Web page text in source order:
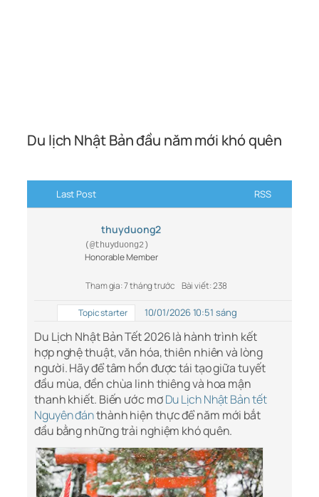
Du lịch Nhật Bản đầu năm mới khó quên
Last Post RSS
thuyduong2
(@thuyduong2)
Honorable Member
Tham gia: 7 tháng trước Bài viết: 238
Topic starter 10/01/2026 10:51 sáng
Du Lịch Nhật Bản Tết 2026 là hành trình kết
hợp nghệ thuật, văn hóa, thiên nhiên và lòng
người. Hãy để tâm hồn được tái tạo giữa tuyết
đầu mùa, đền chùa linh thiêng và hoa mận
thanh khiết. Biến ước mơDu Lịch Nhật Bản tết
Nguyên đánthành hiện thực để năm mới bắt
đầu bằng những trải nghiệm khó quên.